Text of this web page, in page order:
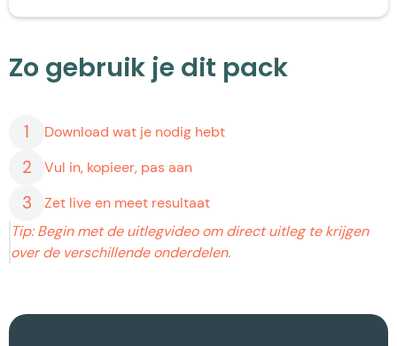
Zo gebruik je dit pack
1 Download wat je nodig hebt
2 Vul in, kopieer, pas aan
3
Zet live en meet resultaat
Tip: Begin met de uitlegvideo om direct uitleg te krijgen
over de verschillende onderdelen.